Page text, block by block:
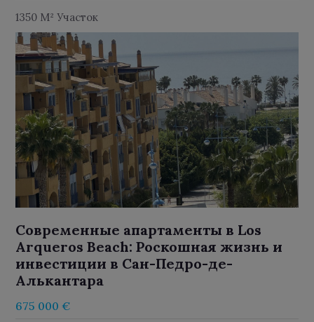
1350 M² Участок
Современные апартаменты в Los
Arqueros Beach: Роскошная жизнь и
инвестиции в Сан-Педро-де-
Алькантара
675 000 €